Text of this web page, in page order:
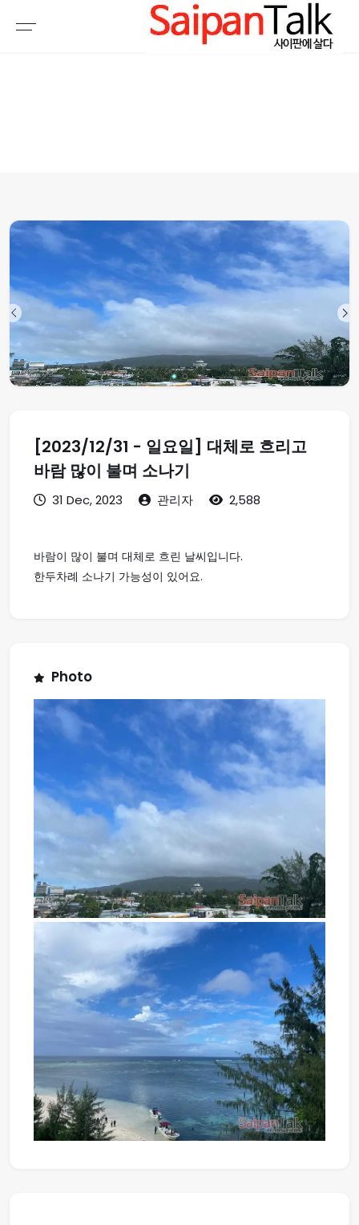
[2023/12/31 - 일요일] 대체로 흐리고
바람 많이 불며 소나기
31 Dec, 2023 관리자 2,588
바람이 많이 불며 대체로 흐린 날씨입니다.
한두차례 소나기 가능성이 있어요.
Photo
여행정보
생활정보